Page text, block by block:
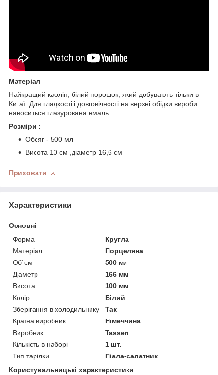
Матеріал
Найкращий каолін, білий порошок, який добувають тільки в
Китаї. Для гладкості і довговічності на верхні обідки вироби
наноситься глазурована емаль.
Розміри :
Обсяг - 500 мл
Висота 10 см ,діаметр 16,6 см
Приховати
Характеристики
Основні
Форма
Кругла
Матеріал
Порцеляна
Об`єм
500 мл
Діаметр
166 мм
Висота
100 мм
Колір
Білий
Зберігання в холодильнику
Так
Країна виробник
Німеччина
Виробник
Tassen
Кількість в наборі
1 шт.
Тип тарілки
Піала-салатник
Користувальницькі характеристики